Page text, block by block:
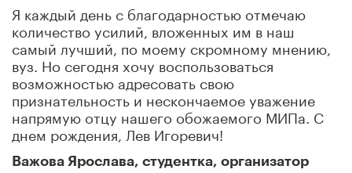
Я каждый день с благодарностью отмечаю
количество усилий, вложенных им в наш
самый лучший, по моему скромному мнению,
вуз. Но сегодня хочу воспользоваться
возможностью адресовать свою
признательность и нескончаемое уважение
напрямую отцу нашего обожаемого МИПа. С
днем рождения, Лев Игоревич!
Важова Ярослава, студентка, организатор